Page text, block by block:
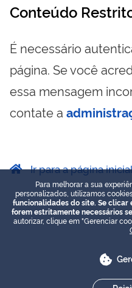
Conteúdo
É necessário
página. Se você
essa mensagem
contate a
Ir para a página
Para melhorar a sua
personalizados, utilizamos
funcionalidades do site. Se clicar
forem estritamente necessários
autorizar, clique em "Gerenciar